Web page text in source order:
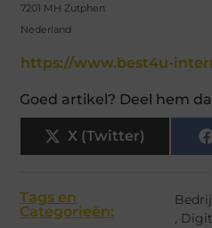
7201 MH Zutphen
Nederland
https://www.best4u-
Goed artikel? Deel hem
X (Twitter)
Tags en
Categorieën:
,